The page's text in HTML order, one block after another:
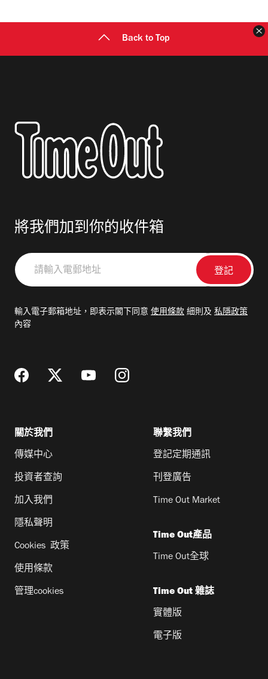
Back to Top
將我們加到你的收件箱
請
輸
郵
輸入電子郵箱地址，即表示閣下同意 使用條款 細則及 私隱政策
內容
關於我們
傳媒中心
投資者查詢
加入我們
隱私聲明
Cookies 政策
使用條款
管理cookies
聯繫我們
登記定期通訊
刊登廣告
Time Out Market
Time Out產品
Time Out全球
Time Out 雜誌
實體版
電子版